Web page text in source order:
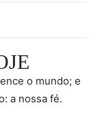
o mundo; e
a nossa fé.